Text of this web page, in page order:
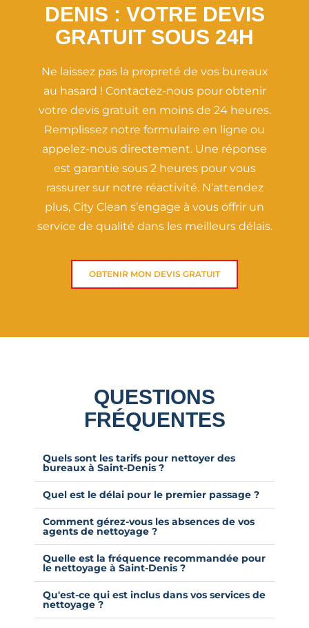
DENIS : VOTRE DEVIS
GRATUIT SOUS 24H
Ne laissez pas la propreté de vos bureaux
au hasard ! Contactez-nous pour obtenir
votre devis gratuit en moins de 24 heures.
Remplissez notre formulaire en ligne ou
appelez-nous directement. Une réponse
est garantie sous 2 heures pour vous
rassurer sur notre réactivité. N’attendez
plus, City Clean s’engage à vous offrir un
service de qualité dans les meilleurs délais.
OBTENIR MON DEVIS GRATUIT
QUESTIONS
FRÉQUENTES
Quels sont les tarifs pour nettoyer des
bureaux à Saint-Denis ?
Quel est le délai pour le premier passage ?
Comment gérez-vous les absences de vos
agents de nettoyage ?
Quelle est la fréquence recommandée pour
le nettoyage à Saint-Denis ?
Qu'est-ce qui est inclus dans vos services de
nettoyage ?